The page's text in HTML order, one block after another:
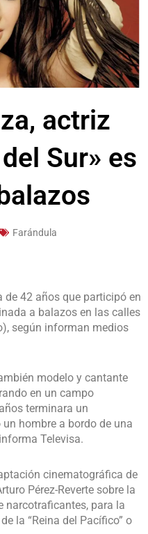
actriz
Sur» es
Farándula
42 años que participó en
a balazos en las calles
según informan medios
modelo y cantante
en un campo
terminara un
hombre a bordo de una
Televisa.
cinematográfica de
Pérez-Reverte sobre la
narcotraficantes, para la
la “Reina del Pacífico” o